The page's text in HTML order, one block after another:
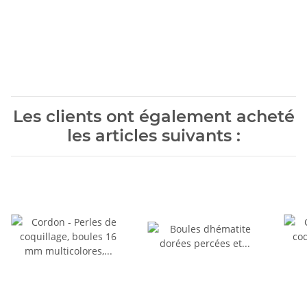
Les clients ont également acheté
les articles suivants :